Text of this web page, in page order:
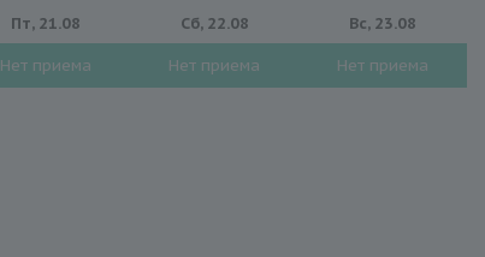
Пт, 21.08
Нет приема
Сб, 22.08
Нет приема
Вс, 23.08
Нет приема